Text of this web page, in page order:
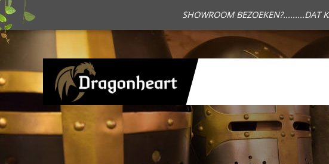
SHOWROOM BEZOEKEN?.........DAT